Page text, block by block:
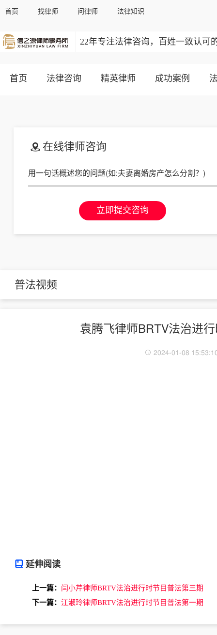
首页 找律师 问律师 法律知识
22年专注法律咨询，百姓一致认可
首页 法律咨询 精英律师 成功案例
在线律师咨询
立即提交咨询
普法视频
袁腾飞律师BRTV法治进
2024-01-08
延伸阅读
上一篇： 闫小芹律师BRTV法治进行时节目普法第三期
下一篇： 江淑玲律师BRTV法治进行时节目普法第一期